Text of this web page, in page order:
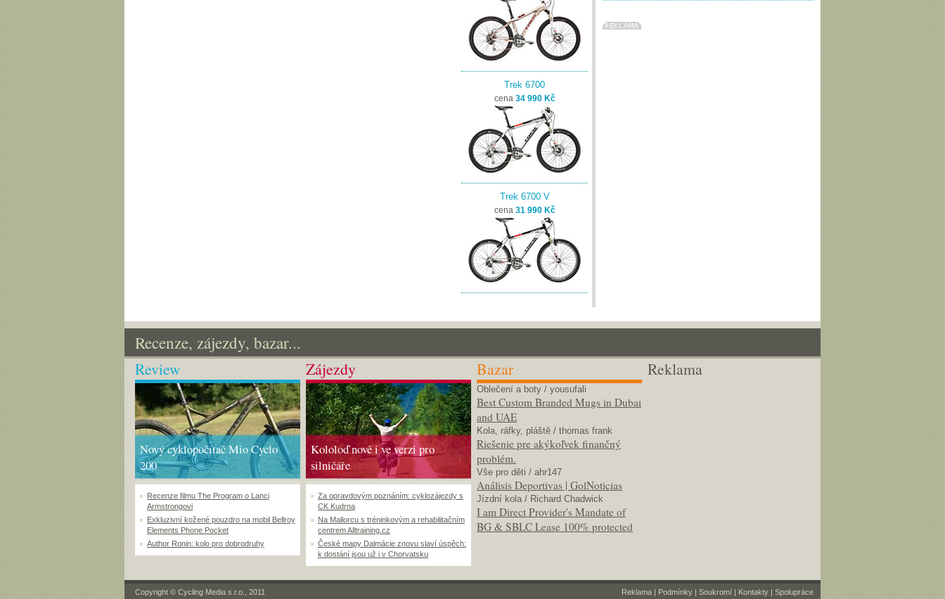
Trek 6700
cena 34 990 Kč
Trek 6700 V
cena 31 990 Kč
Recenze, zájezdy, bazar...
Review
Nový cyklopočítač Mio Cyclo
200
Recenze filmu The Program o Lanci
Armstrongovi
Exkluzivní kožené pouzdro na mobil Bellroy
Elements Phone Pocket
Author Ronin: kolo pro dobrodruhy
Zájezdy
Kololoď nově i ve verzi pro
silničáře
Za opravdovým poznáním: cyklozájezdy s
CK Kudrna
Na Mallorcu s tréninkovým a rehabilitačním
centrem Alltraining.cz
České mapy Dalmácie znovu slaví úspěch:
k dostání jsou už i v Chorvatsku
Bazar
Oblečení a boty / yousufali
Best Custom Branded Mugs in Dubai
and UAE
Kola, ráfky, pláště / thomas frank
Riešenie pre akýkoľvek finančný
problém.
Vše pro děti / ahr147
Análisis Deportivas | GolNoticias
Jízdní kola / Richard Chadwick
I am Direct Provider's Mandate of
BG & SBLC Lease 100% protected
Reklama
Copyright © Cycling Media s.r.o., 2011
Reklama | Podmínky | Soukromí | Kontakty | Spolupráce